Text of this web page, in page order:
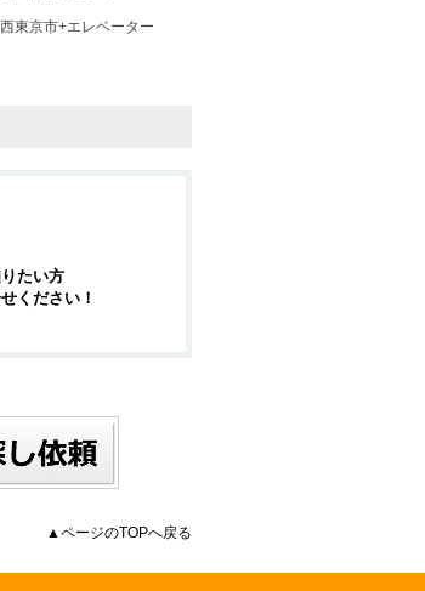
西東京市+エレベーター
たい方
ください！
▲ページのTOPへ戻る